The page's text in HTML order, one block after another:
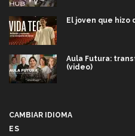
El joven que hizo
Aula Futura:
(video)
CAMBIAR IDIOMA
ES